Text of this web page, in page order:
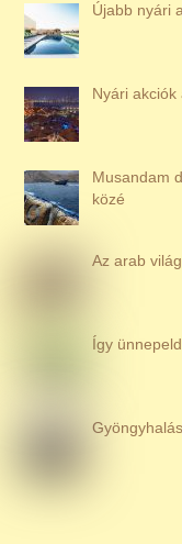
Újabb nyári
Nyári
Musandam
közé
Az arab
Így